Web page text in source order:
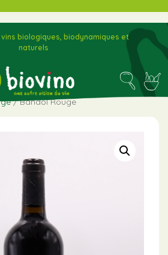
biologiques, biodynamiques et
naturels
/ Bandol Rouge